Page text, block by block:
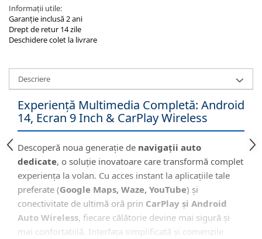
Informații utile:
Garanție inclusă 2 ani
Drept de retur 14 zile
Deschidere colet la livrare
Descriere
Experiență Multimedia Completă: Android
14, Ecran 9 Inch & CarPlay Wireless
Descoperă noua generație de navigații auto
dedicate, o soluție inovatoare care transformă complet
experiența la volan. Cu acces instant la aplicațiile tale
preferate (Google Maps, Waze, YouTube) și
conectivitate de ultimă oră prin CarPlay și Android
Auto Wireless, fiecare călătorie devine mai sigură și
mai confortabilă. Interfața simplificată și comenzile